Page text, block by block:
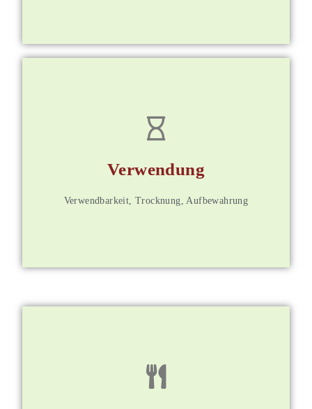
Verwendung
Verwendbarkeit, Trocknung, Aufbewahrung
für Mitglieder
für Mitglieder